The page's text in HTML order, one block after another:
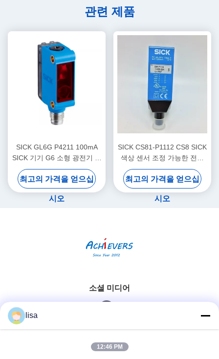
관련 제품
SICK GL6G P4211 100mA
SICK 기기 G6 소형 광전기 센
서 가시적 빨간 빛
최고의 가격을 얻으십
시오
SICK CS81-P1112 CS8 SICK
색상 센서 조정 가능한 전환
주파수
최고의 가격을 얻으십
시오
소셜 미디어
빠른 연락
lisa
12:46 PM